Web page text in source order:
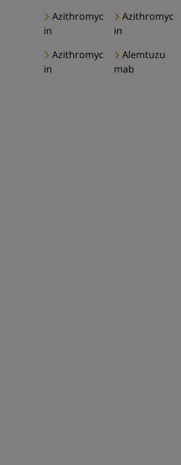
Azithromyc
in
Azithromyc
in
Azithromyc
in
Alemtuzu
mab